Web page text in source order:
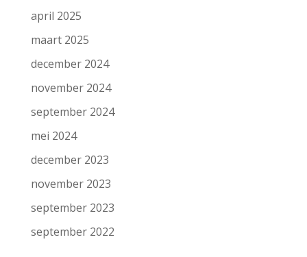
april 2025
maart 2025
december 2024
november 2024
september 2024
mei 2024
december 2023
november 2023
september 2023
september 2022